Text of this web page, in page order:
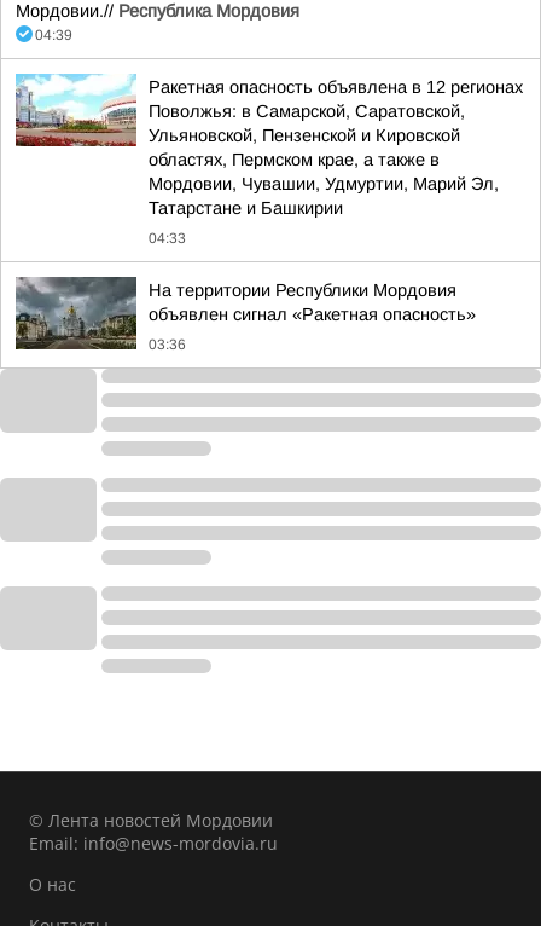
Мордовии.// Республика Мордовия
04:39
Ракетная опасность объявлена в 12 регионах
Поволжья: в Самарской, Саратовской,
Ульяновской, Пензенской и Кировской
областях, Пермском крае, а также в
Мордовии, Чувашии, Удмуртии, Марий Эл,
Татарстане и Башкирии
04:33
На территории Республики Мордовия
объявлен сигнал «Ракетная опасность»
03:36
© Лента новостей Мордовии
Email: info@news-mordovia.ru
О нас